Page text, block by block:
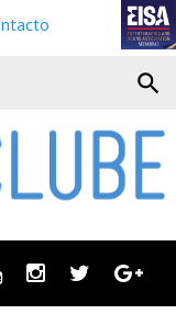
search
Youtube InstagramTwitter